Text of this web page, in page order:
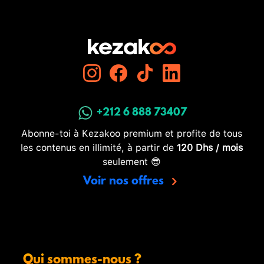
+212 6 888 73407
Abonne-toi à Kezakoo premium et profite de tous
les contenus en illimité, à partir de 120 Dhs / mois
seulement 😎
Voir nos offres
Qui sommes-nous ?